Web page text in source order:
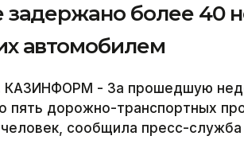
более 40
автомобилем
КАЗИНФОРМ - За прошедшую
пять дорожно-транспортных
сообщила пресс-